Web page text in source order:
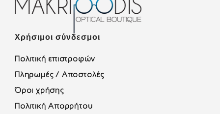
Χρήσιμοι σύνδεσμοι
Πολιτική επιστροφών
Πληρωμές / Αποστολές
Όροι χρήσης
Πολιτική Απορρήτου